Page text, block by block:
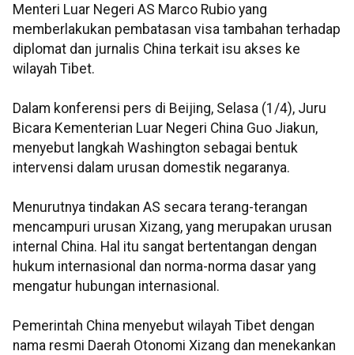
Menteri Luar Negeri AS Marco Rubio yang
memberlakukan pembatasan visa tambahan terhadap
diplomat dan jurnalis China terkait isu akses ke
wilayah Tibet.
Dalam konferensi pers di Beijing, Selasa (1/4), Juru
Bicara Kementerian Luar Negeri China Guo Jiakun,
menyebut langkah Washington sebagai bentuk
intervensi dalam urusan domestik negaranya.
Menurutnya tindakan AS secara terang-terangan
mencampuri urusan Xizang, yang merupakan urusan
internal China. Hal itu sangat bertentangan dengan
hukum internasional dan norma-norma dasar yang
mengatur hubungan internasional.
Pemerintah China menyebut wilayah Tibet dengan
nama resmi Daerah Otonomi Xizang dan menekankan